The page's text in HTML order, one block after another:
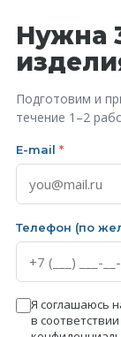
Нужна
Подготовим и
течение 1–2
E-mail *
Телефон (по
Я соглашаюсь
в